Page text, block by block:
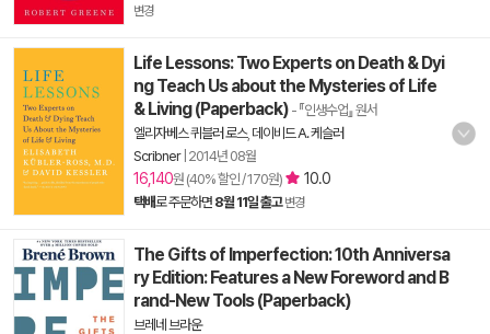
변경
Life Lessons: Two Experts on Death & Dyi
ng Teach Us about the Mysteries of Life
& Living (Paperback) - 『인생수업』 원서
엘리자베스 퀴블러 로스, 데이비드 A. 케슬러
Scribner| 2014년 08월
16,140원 (40% 할인 / 170원) 10.0
택배로 주문하면 8월 11일 출고 변경
The Gifts of Imperfection: 10th Anniversa
ry Edition: Features a New Foreword and B
rand-New Tools (Paperback)
브레네 브라운